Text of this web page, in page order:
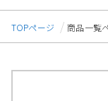
TOPページ 商品一覧